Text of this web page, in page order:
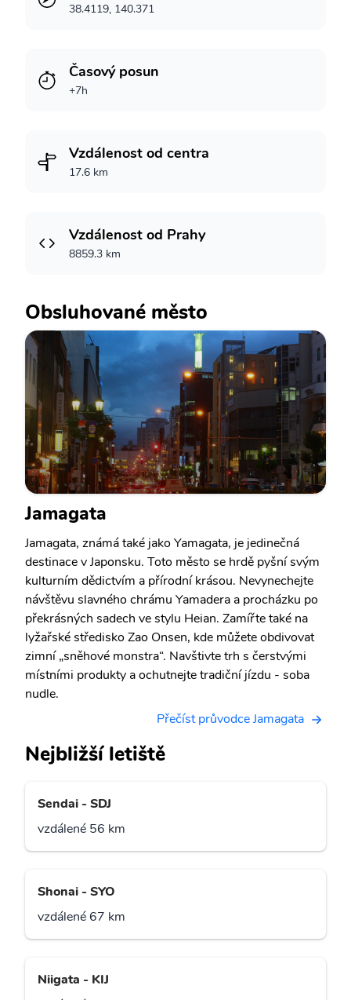
38.4119, 140.371
Časový posun
+7h
Vzdálenost od centra
17.6 km
Vzdálenost od Prahy
8859.3 km
Obsluhované město
Jamagata
Jamagata, známá také jako Yamagata, je jedinečná
destinace v Japonsku. Toto město se hrdě pyšní svým
kulturním dědictvím a přírodní krásou. Nevynechejte
návštěvu slavného chrámu Yamadera a procházku po
překrásných sadech ve stylu Heian. Zamířte také na
lyžařské středisko Zao Onsen, kde můžete obdivovat
zimní „sněhové monstra“. Navštivte trh s čerstvými
místními produkty a ochutnejte tradiční jízdu - soba
nudle.
Přečíst průvodce Jamagata
Nejbližší letiště
Sendai - SDJ
vzdálené 56 km
Shonai - SYO
vzdálené 67 km
Niigata - KIJ